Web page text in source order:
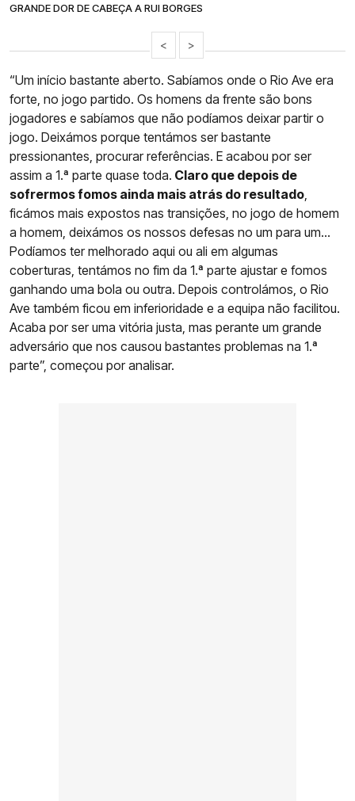
GRANDE DOR DE CABEÇA A RUI BORGES
< >
“Um início bastante aberto. Sabíamos onde o Rio Ave era
forte, no jogo partido. Os homens da frente são bons
jogadores e sabíamos que não podíamos deixar partir o
jogo. Deixámos porque tentámos ser bastante
pressionantes, procurar referências. E acabou por ser
assim a 1.ª parte quase toda. Claro que depois de
sofrermos fomos ainda mais atrás do resultado,
ficámos mais expostos nas transições, no jogo de homem
a homem, deixámos os nossos defesas no um para um...
Podíamos ter melhorado aqui ou ali em algumas
coberturas, tentámos no fim da 1.ª parte ajustar e fomos
ganhando uma bola ou outra. Depois controlámos, o Rio
Ave também ficou em inferioridade e a equipa não facilitou.
Acaba por ser uma vitória justa, mas perante um grande
adversário que nos causou bastantes problemas na 1.ª
parte”, começou por analisar.